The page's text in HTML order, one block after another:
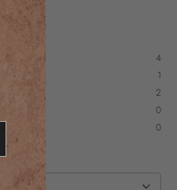
4
1
2
0
0